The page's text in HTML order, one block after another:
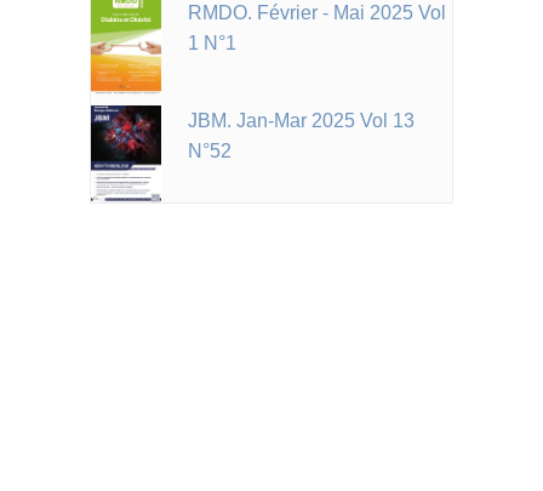
RMDO. Février - Mai 2025 Vol
1 N°1
JBM. Jan-Mar 2025 Vol 13
N°52